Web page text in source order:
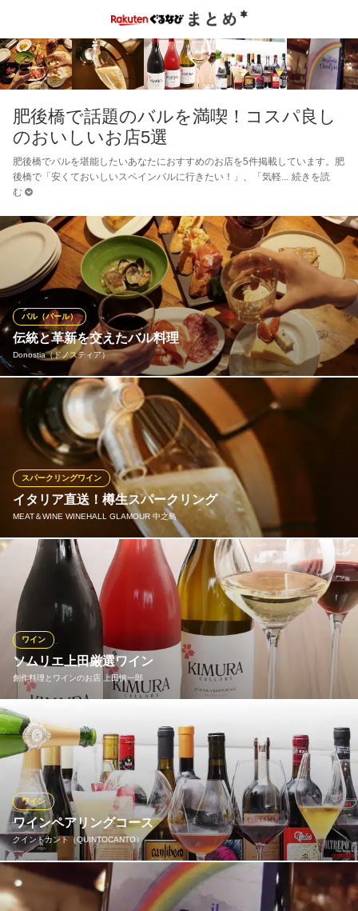
肥後橋で話題のバルを満喫！コスパ良し
のおいしいお店5選
肥後橋でバルを堪能したいあなたにおすすめのお店を5件掲載しています。肥
後橋で「安くておいしいスペインバルに行きたい！」、「気軽
続きを読
む
伝統と革新を交えたバル料理
Donostia（ドノスティア）
バル（バール）
奈良のモダン・レストラン“アコルドゥ”の新たなコンセプト店。バ
スク特有のピンチョスと近県の海・山の素材、本拠地・奈良の地
素材をあわせ、バイオーダースタイルで展開する料理系の気軽な
バル。深く考え構築された皿、シンプルなローストや煮込んだ
皿、ほっとするバスクのオムレツなど、お気軽にお楽しみ頂けま
す。
Donostia（ドノスティア）
スペイン料理・バル
京阪中之島線渡辺橋駅 徒歩1分
大阪府大阪市北区中之島3-6-32 ダイビル本館1F
イタリア直送！樽生スパークリング
MEAT＆WINE WINEHALL GLAMOUR 中之島
スパークリングワイン
都内でもまだほとんど取り扱いのない、イタリア直送「樽生スパ
ークリングワイン」！ グラスに注ぐ時に初めて光と空気に触れる
ので、酸化することなく常にフレッシュです。フリッツァンテと
呼ばれるガス圧の弱いタイプですので、お食事の邪魔をしませ
ん。
MEAT＆WINE WINEHALL GLAMOUR 中之島
大阪中之島の肉とワイン
大阪府大阪市北区中之島3-2-4 中之島フェスティバルタワー・ウエストB1
ソムリエ上田厳選ワイン
創作料理とワインのお店 上田慎一郎
ワイン
「ワインを愉しんでもらいたい」 そんな思いから世界各国のワイ
ンをソムリエでもある上田慎一郎が厳選し、あなたに合ったワイ
ンをご提案致します。 至福のマリアージュをお愉しみくださいま
せ。
創作料理とワインのお店 上田慎一郎
隠れ家イタリアン＆夜景
大阪メトロ四つ橋線肥後橋駅3番出口 徒歩5分
大阪府大阪市西区土佐堀1-6-10 土佐堀トキワビル8F
ワインペアリングコース
クイントカント（QUINTOCANTO）
ワイン
ワインはイタリア産のナチュラルワインを中心に取り揃え、生産
者の哲学やヴィジョンを感じていただけます。料理の風味や香り